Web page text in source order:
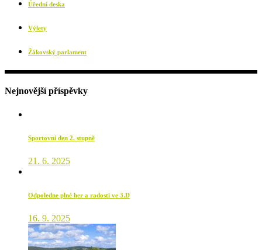
Úřední deska
Výlety
Žákovský parlament
Nejnovější příspěvky
Sportovní den 2. stupně
21. 6. 2025
Odpoledne plné her a radosti ve 3.D
16. 9. 2025